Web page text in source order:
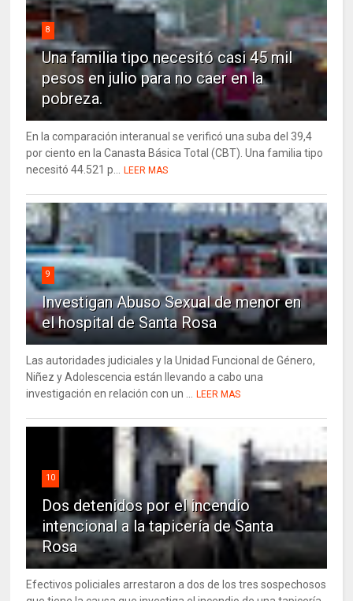
8
Una familia tipo necesitó casi 45 mil
pesos en julio para no caer en la
pobreza.
En la comparación interanual se verificó una suba del 39,4
por ciento en la Canasta Básica Total (CBT). Una familia tipo
necesitó 44.521 p... LEER MAS
9
Investigan Abuso Sexual de menor en
el hospital de Santa Rosa
Las autoridades judiciales y la Unidad Funcional de Género,
Niñez y Adolescencia están llevando a cabo una
investigación en relación con un ... LEER MAS
10
Dos detenidos por el incendio
intencional a la tapicería de Santa
Rosa
Efectivos policiales arrestaron a dos de los tres sospechosos